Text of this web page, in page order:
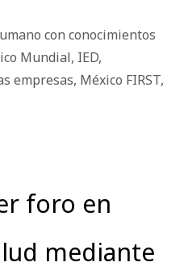
con conocimientos
Mundial, IED,
empresas, México FIRST,
foro en
mediante